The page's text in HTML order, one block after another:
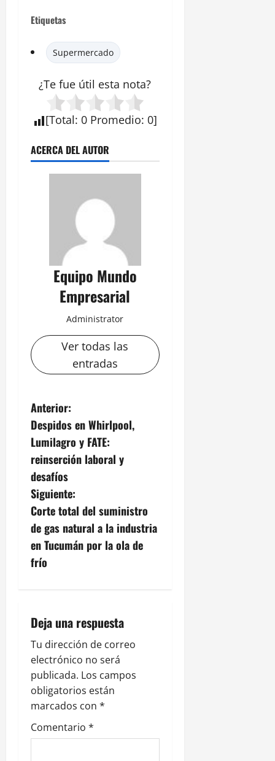
Etiquetas
Supermercado
¿Te fue útil esta nota?
[Total: 0 Promedio: 0]
ACERCA DEL AUTOR
Equipo Mundo
Empresarial
Administrator
Ver todas las
entradas
N
a
v
e
g
a
c
ó
n
d
e
e
n
Anterior:
Despidos en Whirlpool,
Lumilagro y FATE:
reinserción laboral y
desafíos
Siguiente:
Corte total del suministro
de gas natural a la industria
en Tucumán por la ola de
frío
Deja una respuesta
Tu dirección de correo
electrónico no será
publicada. Los campos
obligatorios están
marcados con *
Comentario *